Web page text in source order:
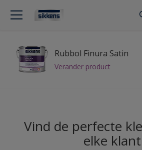
Rubbol Finura Satin
Verander product
Vind de perfecte
elke klant